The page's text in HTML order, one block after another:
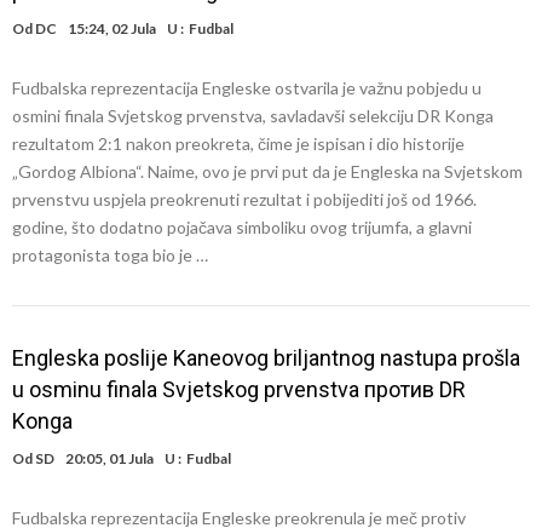
Od DC 15:24, 02 Jula U : Fudbal
Fudbalska reprezentacija Engleske ostvarila je važnu pobjedu u
osmini finala Svjetskog prvenstva, savladavši selekciju DR Konga
rezultatom 2:1 nakon preokreta, čime je ispisan i dio historije
„Gordog Albiona“. Naime, ovo je prvi put da je Engleska na Svjetskom
prvenstvu uspjela preokrenuti rezultat i pobijediti još od 1966.
godine, što dodatno pojačava simboliku ovog trijumfa, a glavni
protagonista toga bio je …
Engleska poslije Kaneovog briljantnog nastupa prošla
u osminu finala Svjetskog prvenstva против DR
Konga
Od SD 20:05, 01 Jula U : Fudbal
Fudbalska reprezentacija Engleske preokrenula je meč protiv